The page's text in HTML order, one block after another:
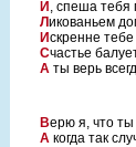
И , спеша тебя
Ликованьем
Искренне
Счастье
А ты верь
Верю я, что
А когда так